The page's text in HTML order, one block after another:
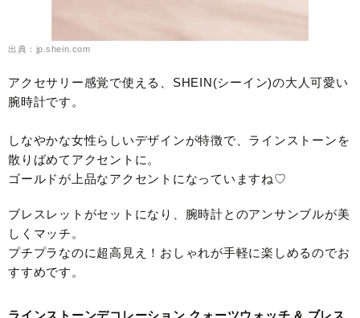
出典：jp.shein.com
アクセサリー感覚で使える、SHEIN(シーイン)の大人可愛い
腕時計です。
しなやかな女性らしいデザインが特徴で、ラインストーンを
散りばめてアクセントに。
ゴールドが上品なアクセントになっていますね♡
ブレスレットがセットになり、腕時計とのアンサンブルが美
しくマッチ。
プチプラなのに超高見え！おしゃれが手軽に楽しめるのでお
すすめです。
ラインストーンデコレーション クォーツウォッチ & ブレス